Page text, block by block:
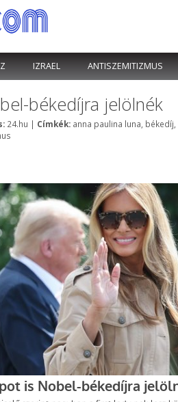
IZRAEL ANTISZEMITIZMUS
békedíjra jelölnék
Kategória
24.hu | Címkék: Címkék
anna paulina luna békedíj